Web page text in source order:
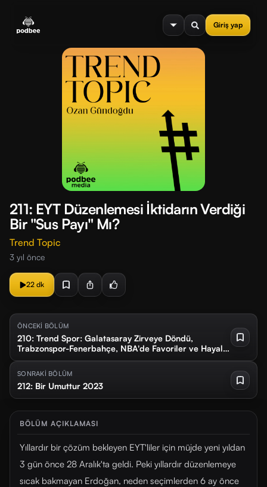
Giriş yap
menu
211: EYT Düzenlemesi İktidarın Verdiği
Bir "Sus Payı" Mı?
Trend Topic
3 yıl önce
22 dk
ÖNCEKİ BÖLÜM
210: Trend Spor: Galatasaray Zirveye Döndü,
Trabzonspor-Fenerbahçe, NBA'de Favoriler ve Hayal
Kırıklığı Yaratan Takımlar
SONRAKİ BÖLÜM
212: Bir Umuttur 2023
BÖLÜM AÇIKLAMASI
Yıllardır bir çözüm bekleyen EYT'liler için müjde yeni yıldan
3 gün önce 28 Aralık'ta geldi. Peki yıllardır düzenlemeye
sıcak bakmayan Erdoğan, neden seçimlerden 6 ay önce